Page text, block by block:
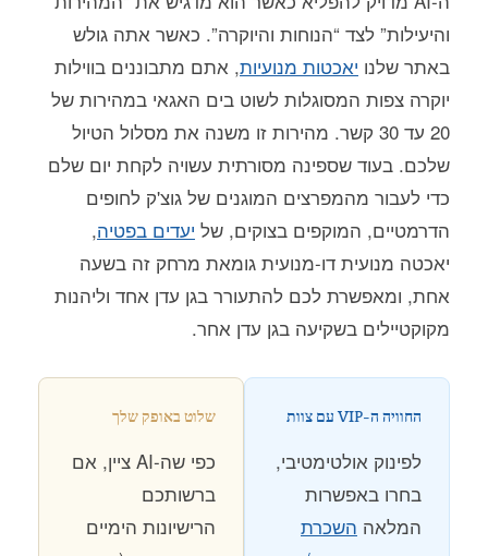
והיעילות” לצד “הנוחות והיוקרה”. כאשר אתה גולש
באתר שלנו יאכטות מנועיות, אתם מתבוננים בווילות
יוקרה צפות המסוגלות לשוט בים האגאי במהירות של
20 עד 30 קשר. מהירות זו משנה את מסלול הטיול
שלכם. בעוד שספינה מסורתית עשויה לקחת יום שלם
כדי לעבור מהמפרצים המוגנים של גוצ'ק לחופים
הדרמטיים, המוקפים בצוקים, של יעדים בפטיה,
יאכטה מנועית דו-מנועית גומאת מרחק זה בשעה
אחת, ומאפשרת לכם להתעורר בגן עדן אחד וליהנות
מקוקטיילים בשקיעה בגן עדן אחר.
החוויה ה-VIP עם צוות
לפינוק אולטימטיבי,
בחרו באפשרות
המלאה השכרת
שלוט באופק שלך
כפי שה-AI ציין, אם
ברשותכם
הרישיונות הימיים